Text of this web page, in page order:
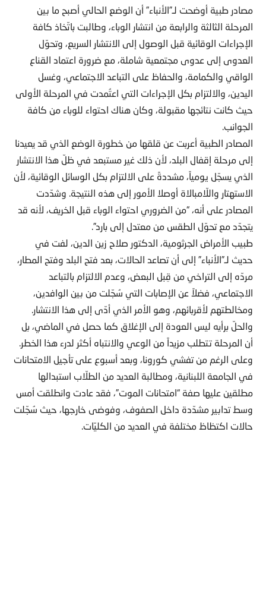
مصادر طبية أوضحت لـ”الأنباء” أن الوضع الحالي أصبح ما بين
المرحلة الثالثة والرابعة من انتشار الوباء، وطالبت باتّخاذ كافة
الإجراءات الوقائية قبل الوصول إلى الانتشار السريع، وتحوّل
العدوى إلى عدوى مجتمعية شاملة، مع ضرورة اعتماد القناع
الواقي والكمامة، والحفاظ على التباعد الاجتماعي، وغسل
اليدين، والالتزام بكل الإجراءات التي اعتُمدت في المرحلة الأولى
حيث كانت نتائجها مقبولة، وكان هناك احتواء للوباء من كافة
الجوانب.
المصادر الطبية أعربت عن قلقها من خطورة الوضع الذي قد يعيدنا
إلى مرحلة إقفال البلد، لأن ذلك غير مستبعد في ظلّ هذا الانتشار
الذي يسجّل يومياً، مشددةً على الالتزام بكل الوسائل الوقائية، لأن
الاستهتار واللّامبالاة أوصلا الأمور إلى هذه النتيجة. وشدّدت
المصادر على أنه، “من الضروري احتواء الوباء قبل الخريف، لأنه قد
يتجدّد مع تحوّل الطقس من معتدل إلى بارد”.
طبيب الأمراض الجرثومية، الدكتور صلاح زين الدين، لفت في
حديث لـ”الأنباء” إلى أن تصاعد الحالات، بعد فتح البلد وفتح المطار،
مردّه إلى التراخي من قِبل البعض، وعدم الالتزام بالتباعد
الاجتماعي، فضلاً عن الإصابات التي سُجّلت من بين الوافدين،
ومخالطتهم لأقربائهم، وهو الأمر الذي أدّى إلى هذا الانتشار.
والحلّ برأيه ليس العودة إلى الإغلاق كما حصل في الماضي، بل
أن المرحلة تتطلب مزيداً من الوعي والانتباه أكثر لدرء هذا الخطر.
وعلى الرغم من تفشي كورونا، وبعد أسبوع على تأجيل الامتحانات
في الجامعة اللبنانية، ومطالبة العديد من الطلّاب استبدالها
مطلقين عليها صفة “امتحانات الموت”، فقد عادت وانطلقت أمس
وسط تدابير مشدّدة داخل الصفوف، وفوضى خارجها، حيث سُجّلت
حالات اكتظاظ مختلفة في العديد من الكليّات.